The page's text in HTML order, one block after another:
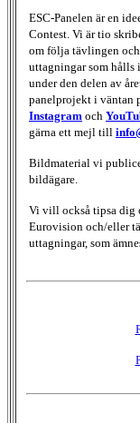
ESC-Panelen är en
Contest. Vi är tio
om följa tävlingen
uttagningar som hålls
under den delen av
panelprojekt i väntan
Instagram och
gärna ett mejl till
Bildmaterial vi
bildägare.
Vi vill också tipsa dig
Eurovision och/eller
uttagningar, som